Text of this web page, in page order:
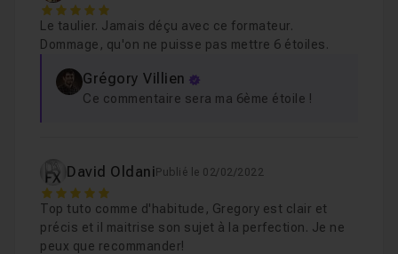
5
Le taulier. Jamais déçu avec ce formateur.
Dommage, qu'on ne puisse pas mettre 6 étoiles.
Grégory Villien
Ce commentaire sera ma 6ème étoile !
David Oldani Publié le 02/02/2022
5
Top tuto comme d'habitude, Gregory est clair et
précis et il maitrise son sujet à la perfection. Je ne
peux que recommander!